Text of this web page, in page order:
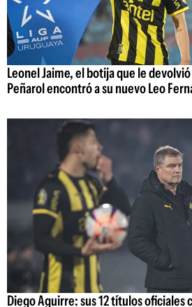
Leonel Jaime, el botija que le
Peñarol encontró a su nuevo Leo
Diego Aguirre: sus 12 títulos oficiales